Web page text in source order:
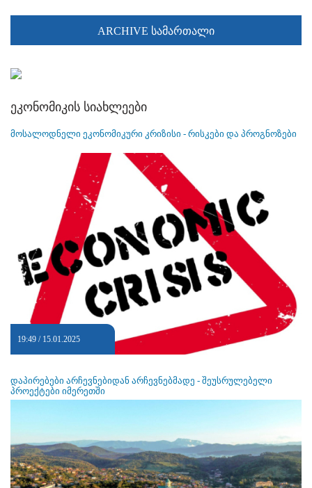
ARCHIVE სამართალი
ეკონომიკის სიახლეები
მოსალოდნელი ეკონომიკური კრიზისი - რისკები და პროგნოზები
19:49 / 15.01.2025
დაპირებები არჩევნებიდან არჩევნებმადე - შეუსრულებელი
პროექტები იმერეთში